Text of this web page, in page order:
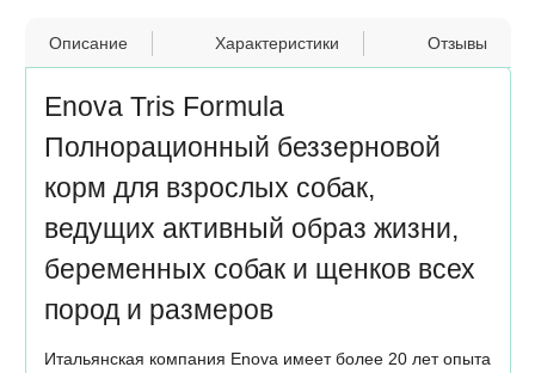
Описание Характеристики Отзывы
Enova Tris Formula
Полнорационный беззерновой
корм для взрослых собак,
ведущих активный образ жизни,
беременных собак и щенков всех
пород и размеров
Итальянская компания Enova имеет более 20 лет опыта